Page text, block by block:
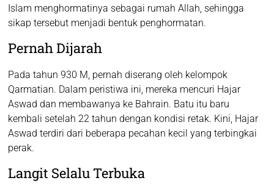
Islam menghormatinya sebagai rumah Allah, sehingga
sikap tersebut menjadi bentuk penghormatan.
Pernah Dijarah
Pada tahun 930 M, pernah diserang oleh kelompok
Qarmatian. Dalam peristiwa ini, mereka mencuri Hajar
Aswad dan membawanya ke Bahrain. Batu itu baru
kembali setelah 22 tahun dengan kondisi retak. Kini, Hajar
Aswad terdiri dari beberapa pecahan kecil yang terbingkai
perak.
Langit Selalu Terbuka